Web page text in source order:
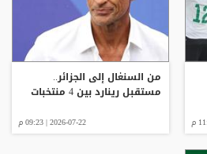
من السنغال إلى الجزائر..
مستقبل رينارد بين 4 منتخبات
2026-07-22 | 09:23 م